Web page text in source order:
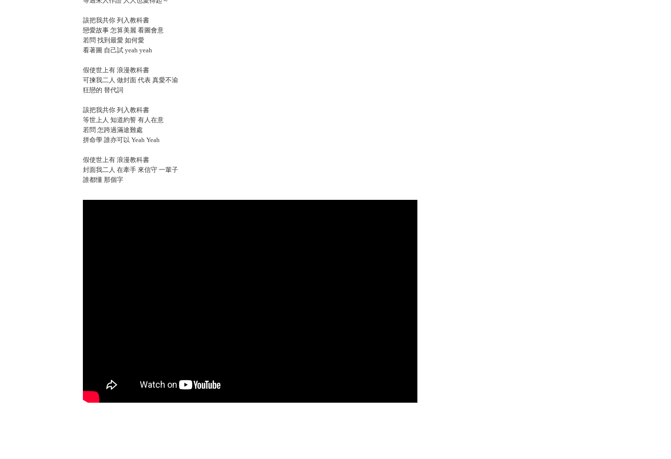
該把我共你 列入教科書
戀愛故事 怎算美麗 看圖會意
若問 找到最愛 如何愛
看著圖 自己試 yeah yeah
假使世上有 浪漫教科書
可揀我二人 做封面 代表 真愛不渝
狂戀的 替代詞
該把我共你 列入教科書
等世上人 知道約誓 有人在意
若問 怎跨過滿途難處
拼命學 誰亦可以 Yeah Yeah
假使世上有 浪漫教科書
封面我二人 在牽手 來信守 一輩子
誰都懂 那個字